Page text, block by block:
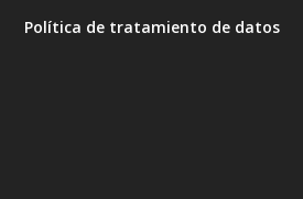
Política de tratamiento de datos